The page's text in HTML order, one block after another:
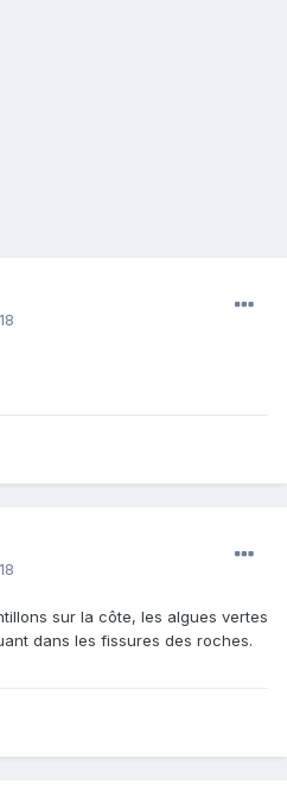
sur la côte, les algues vertes
dans les fissures des roches.